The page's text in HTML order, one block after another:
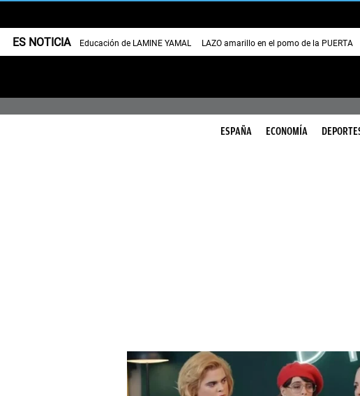
ES NOTICIA Educación de LAMINE YAMAL LAZO amarillo en el pomo de la PUERTA
ESPAÑA ECONOMÍA